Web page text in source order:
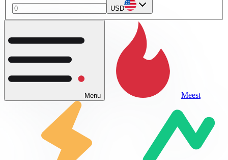
USD
Menu Meest